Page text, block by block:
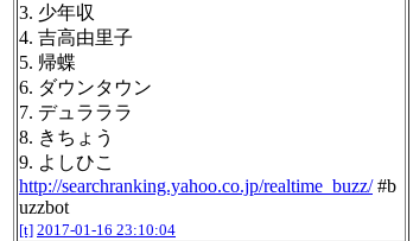
3. 少年収
4. 吉高由里子
5. 帰蝶
6. ダウンタウン
7. デュラララ
8. きちょう
9. よしひこ
http://searchranking.yahoo.co.jp/realtime_buzz/#b
uzzbot
[t] 2017-01-16 23:10:04